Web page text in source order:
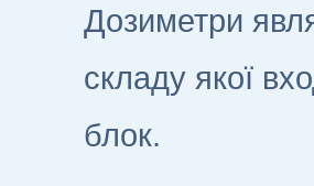
Дозиметри
складу якої
блок.